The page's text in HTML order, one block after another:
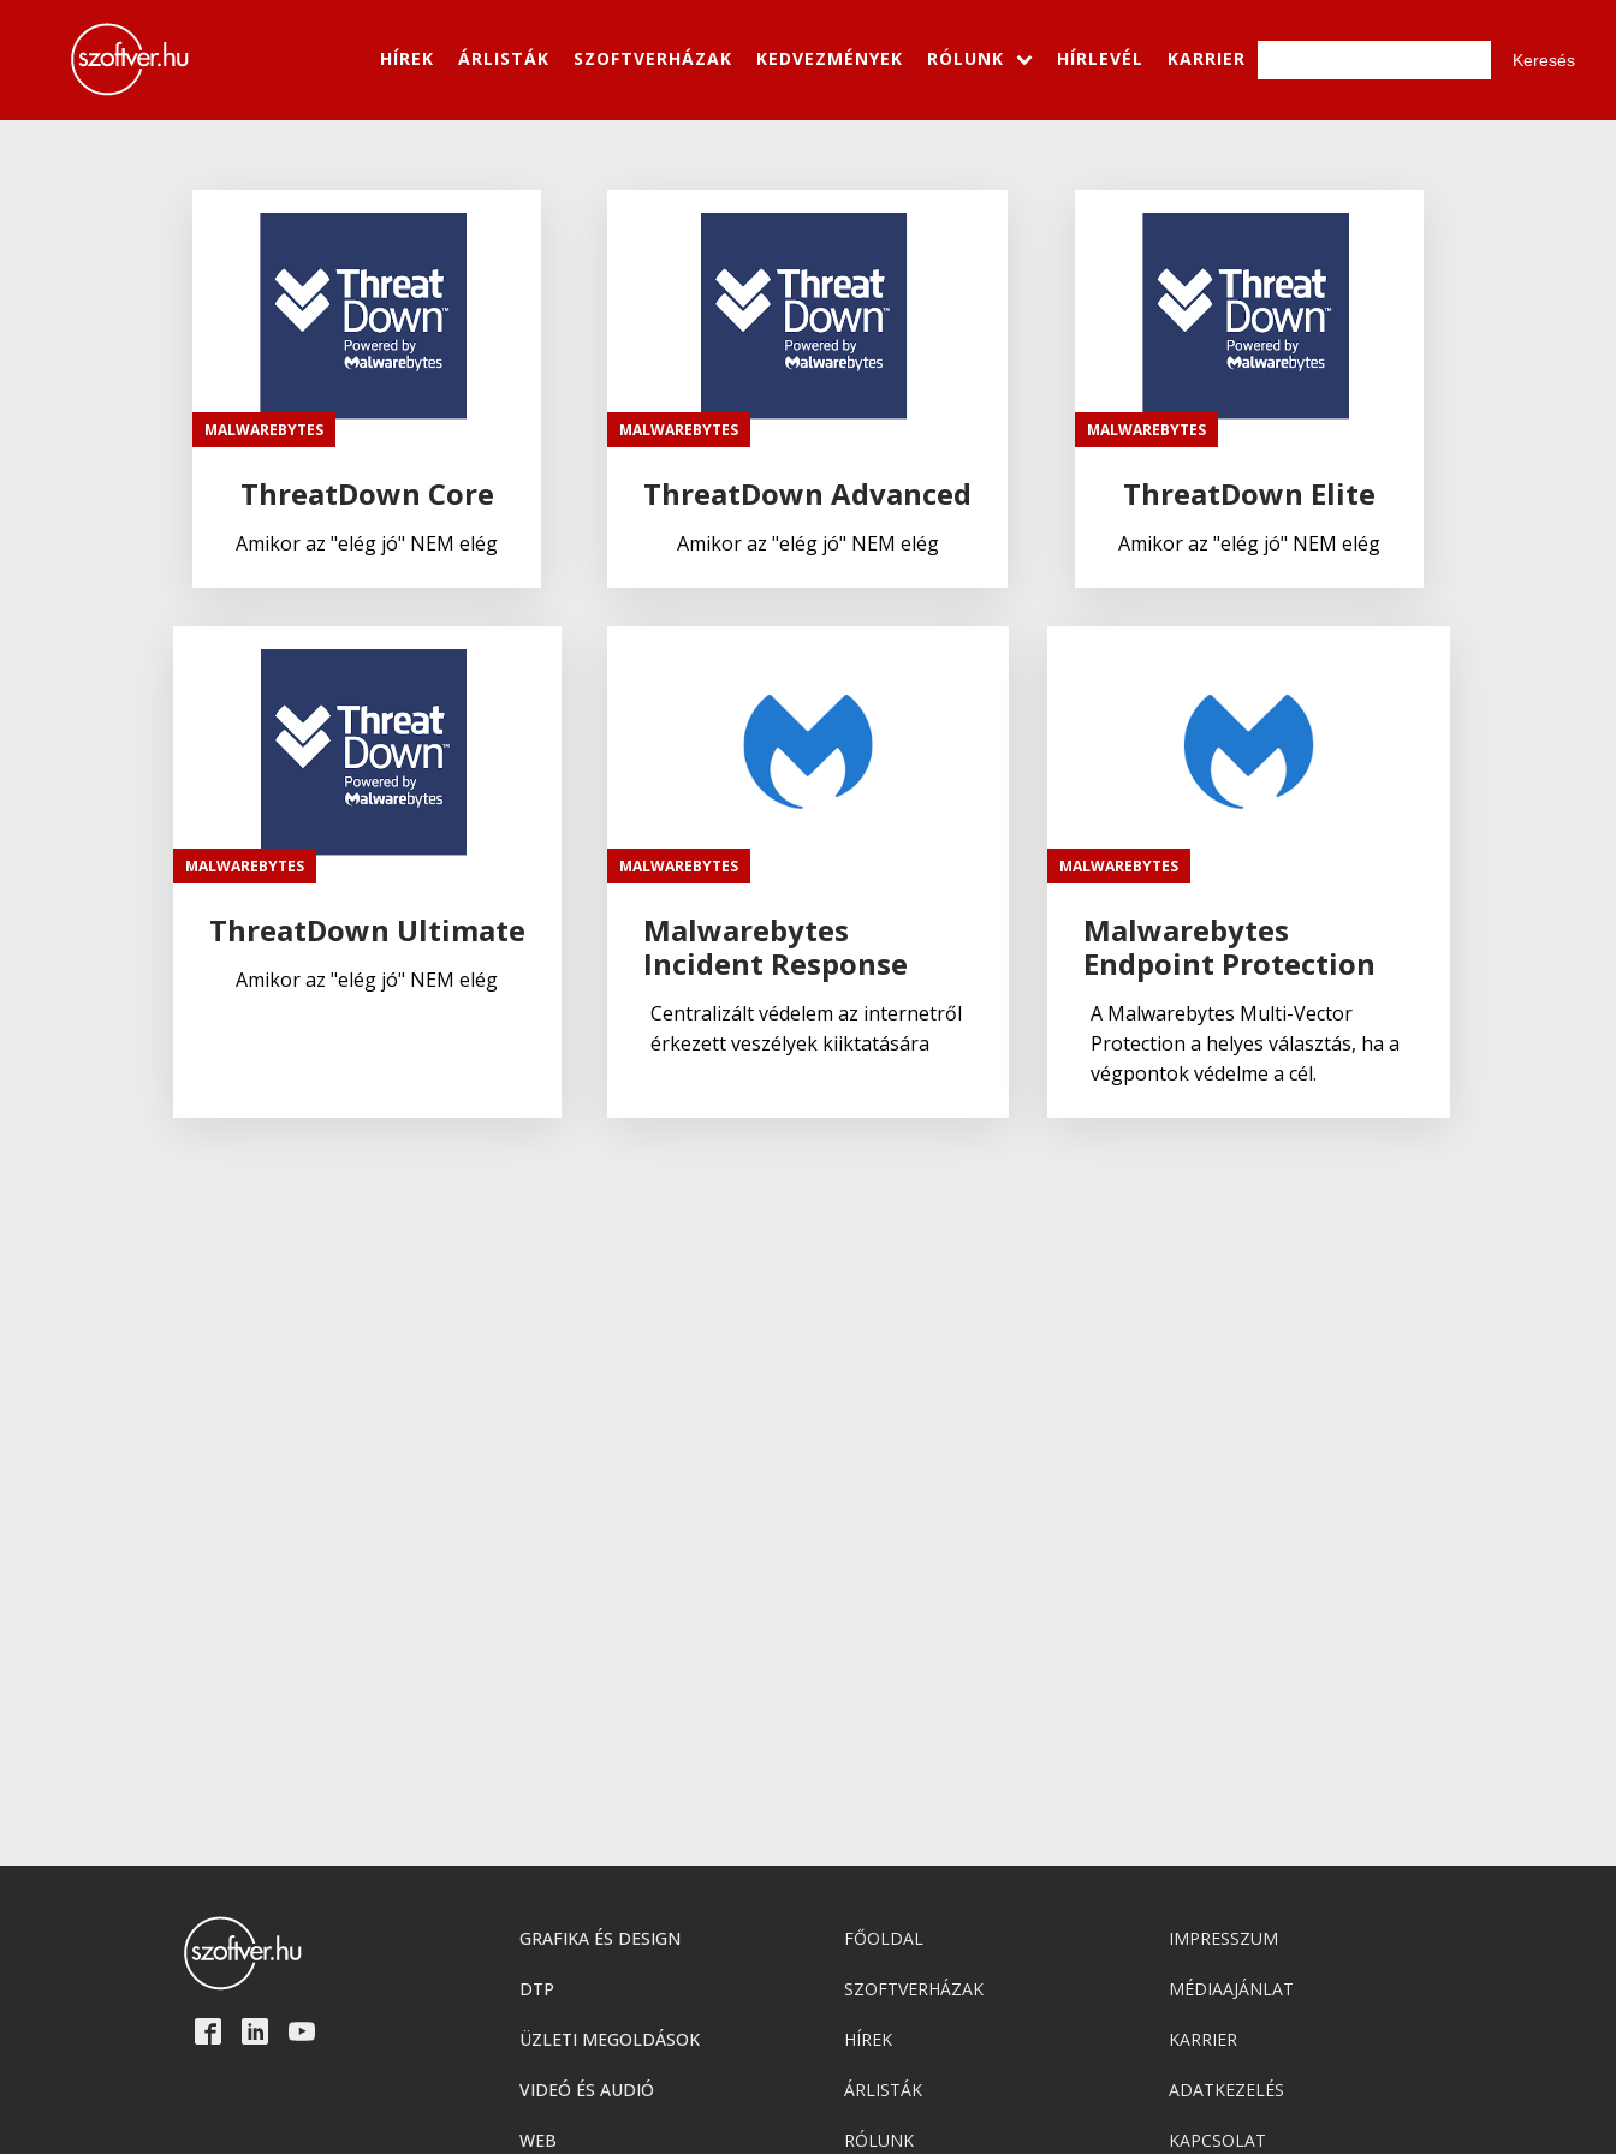
HÍREK ÁRLISTÁK SZOFTVERHÁZAK KEDVEZMÉNYEK RÓLUNK HÍRLEVÉL KARRIER
MALWAREBYTES
ThreatDown Core
Amikor az "elég jó" NEM elég
MALWAREBYTES
ThreatDown Advanced
Amikor az "elég jó" NEM elég
MALWAREBYTES
ThreatDown Elite
Amikor az "elég jó" NEM elég
MALWAREBYTES
ThreatDown Ultimate
Amikor az "elég jó" NEM elég
MALWAREBYTES
Malwarebytes
Incident Response
Centralizált védelem az internetről
érkezett veszélyek kiiktatására
MALWAREBYTES
Malwarebytes
Endpoint Protection
A Malwarebytes Multi-Vector
Protection a helyes választás, ha a
végpontok védelme a cél.
GRAFIKA ÉS DESIGN
DTP
ÜZLETI MEGOLDÁSOK
VIDEÓ ÉS AUDIÓ
WEB
FŐOLDAL
SZOFTVERHÁZAK
HÍREK
ÁRLISTÁK
RÓLUNK
IMPRESSZUM
MÉDIAAJÁNLAT
KARRIER
ADATKEZELÉS
KAPCSOLAT